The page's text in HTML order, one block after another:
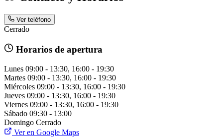
Ver teléfono
Cerrado
Horarios de apertura
Lunes 09:00 - 13:30, 16:00 - 19:30
Martes 09:00 - 13:30, 16:00 - 19:30
Miércoles 09:00 - 13:30, 16:00 - 19:30
Jueves 09:00 - 13:30, 16:00 - 19:30
Viernes 09:00 - 13:30, 16:00 - 19:30
Sábado 09:30 - 13:00
Domingo Cerrado
Ver en Google Maps